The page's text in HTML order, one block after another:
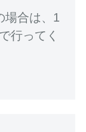
場合は、1
行ってく